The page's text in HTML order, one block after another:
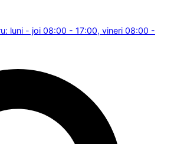
luni - joi 08:00 - 17:00, vineri 08:00 -